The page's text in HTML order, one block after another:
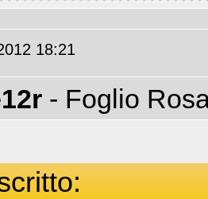
18:21
- Foglio